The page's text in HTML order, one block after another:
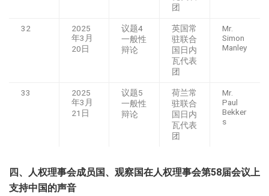
团
32
2025
年3月
20日
议题4
一般性
辩论
英国常
驻联合
国日内
瓦代表
团
Mr.
Simon
Manley
33
2025
年3月
21日
议题5
一般性
辩论
荷兰常
驻联合
国日内
瓦代表
团
Mr.
Paul
Bekker
s
四、人权理事会成员国、观察国在人权理事会第58届会议上
支持中国的声音